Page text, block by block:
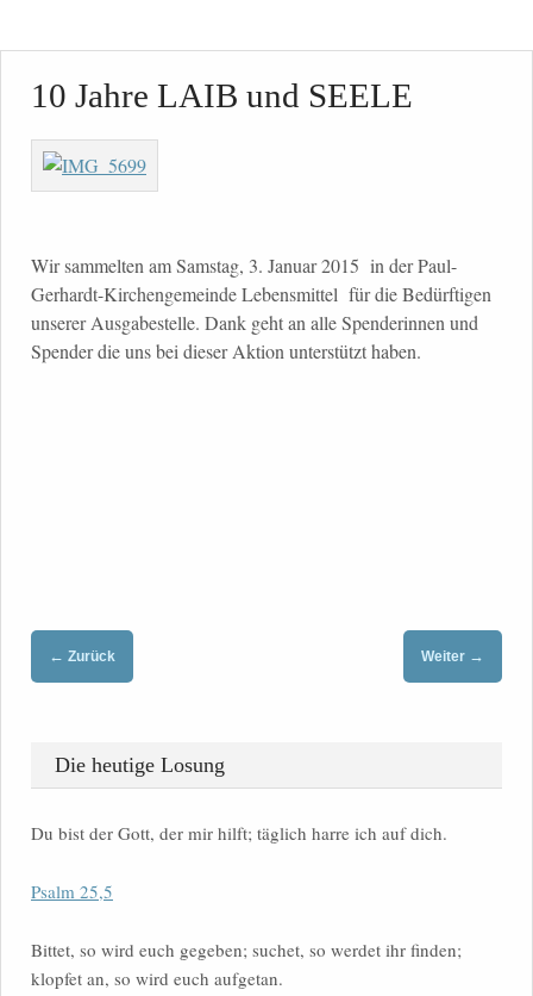
10 Jahre LAIB und SEELE
Wir sammelten am Samstag, 3. Januar 2015 in der Paul-
Gerhardt-Kirchengemeinde Lebensmittel für die Bedürftigen
unserer Ausgabestelle. Dank geht an alle Spenderinnen und
Spender die uns bei dieser Aktion unterstützt haben.
← Zurück Weiter →
Die heutige Losung
Du bist der Gott, der mir hilft; täglich harre ich auf dich.
Psalm 25,5
Bittet, so wird euch gegeben; suchet, so werdet ihr finden;
klopfet an, so wird euch aufgetan.